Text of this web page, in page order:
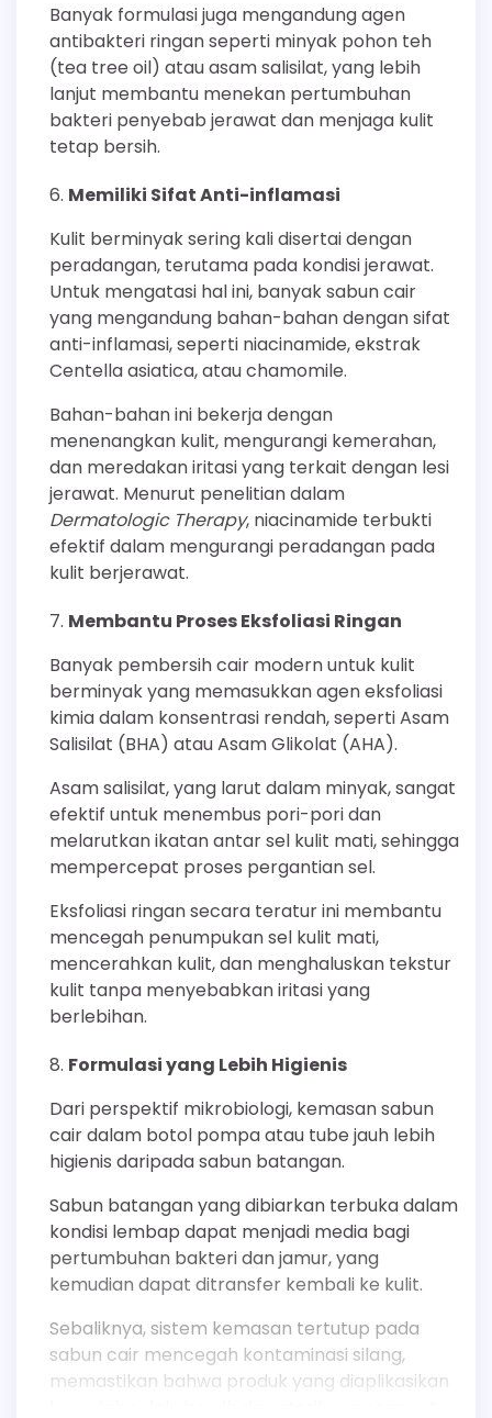
Banyak formulasi juga mengandung agen
antibakteri ringan seperti minyak pohon teh
(tea tree oil) atau asam salisilat, yang lebih
lanjut membantu menekan pertumbuhan
bakteri penyebab jerawat dan menjaga kulit
tetap bersih.
Memiliki Sifat Anti-inflamasi
Kulit berminyak sering kali disertai dengan
peradangan, terutama pada kondisi jerawat.
Untuk mengatasi hal ini, banyak sabun cair
yang mengandung bahan-bahan dengan sifat
anti-inflamasi, seperti niacinamide, ekstrak
Centella asiatica, atau chamomile.
Bahan-bahan ini bekerja dengan
menenangkan kulit, mengurangi kemerahan,
dan meredakan iritasi yang terkait dengan lesi
jerawat. Menurut penelitian dalam
Dermatologic Therapy, niacinamide terbukti
efektif dalam mengurangi peradangan pada
kulit berjerawat.
Membantu Proses Eksfoliasi Ringan
Banyak pembersih cair modern untuk kulit
berminyak yang memasukkan agen eksfoliasi
kimia dalam konsentrasi rendah, seperti Asam
Salisilat (BHA) atau Asam Glikolat (AHA).
Asam salisilat, yang larut dalam minyak, sangat
efektif untuk menembus pori-pori dan
melarutkan ikatan antar sel kulit mati, sehingga
mempercepat proses pergantian sel.
Eksfoliasi ringan secara teratur ini membantu
mencegah penumpukan sel kulit mati,
mencerahkan kulit, dan menghaluskan tekstur
kulit tanpa menyebabkan iritasi yang
berlebihan.
Formulasi yang Lebih Higienis
Dari perspektif mikrobiologi, kemasan sabun
cair dalam botol pompa atau tube jauh lebih
higienis daripada sabun batangan.
Sabun batangan yang dibiarkan terbuka dalam
kondisi lembap dapat menjadi media bagi
pertumbuhan bakteri dan jamur, yang
kemudian dapat ditransfer kembali ke kulit.
Sebaliknya, sistem kemasan tertutup pada
sabun cair mencegah kontaminasi silang,
memastikan bahwa produk yang diaplikasikan